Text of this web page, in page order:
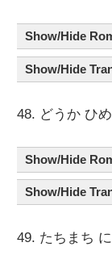
Show/Hide
Show/Hide
48. どうか ひ
Show/Hide
Show/Hide
49. たちまち